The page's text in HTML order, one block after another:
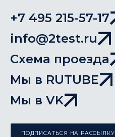
+7 495 215-57-17
info@2test.ru
Схема проезда
Мы в RUTUBE
Мы в VK
ПОДПИСАТЬСЯ НА РАССЫЛКУ